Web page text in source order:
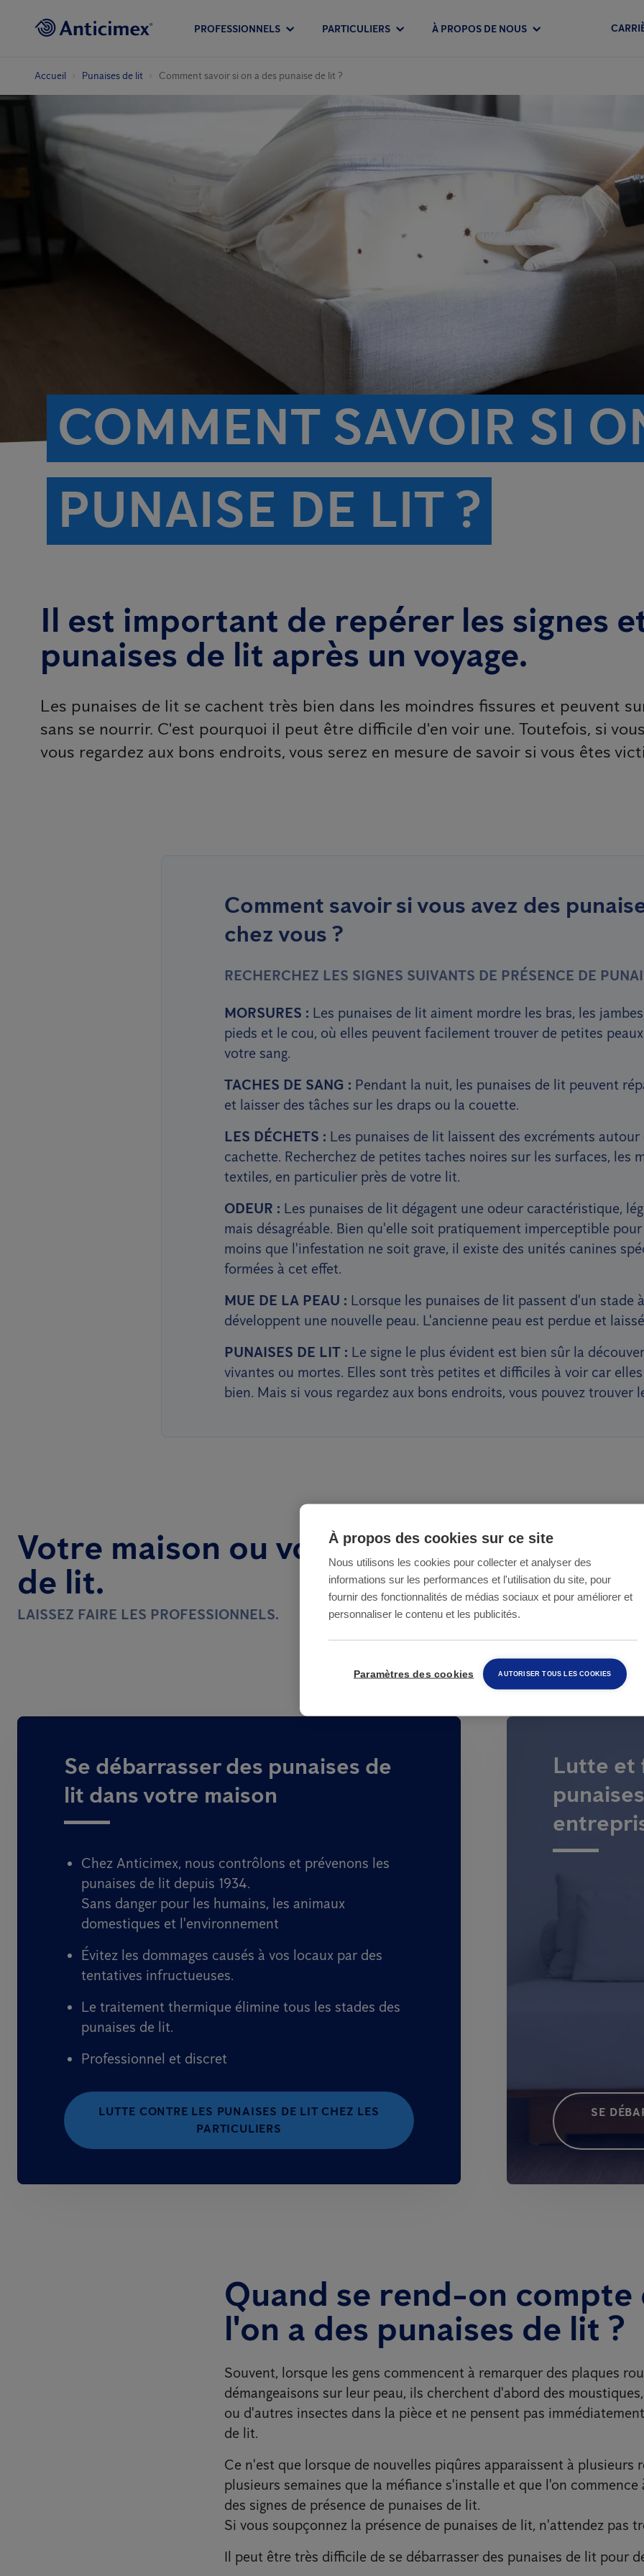
PROFESSIONNELS PARTICULIERS À PROPOS DE NOUS
Accueil Punaises de lit Comment savoir si on a des punaise de lit ?
COMMENT SAVOIR SI
PUNAISE DE LIT ?
Il est important de repérer les signes
punaises de lit après un voyage.
Les punaises de lit se cachent très bien dans les moindres fissures et peuvent
sans se nourrir. C'est pourquoi il peut être difficile d'en voir une. Toutefois, si
vous regardez aux bons endroits, vous serez en mesure de savoir si vous êtes
Comment savoir si vous avez des
chez vous ?
RECHERCHEZ LES SIGNES SUIVANTS DE PRÉSENCE DE
MORSURES : Les punaises de lit aiment mordre les bras, les
pieds et le cou, où elles peuvent facilement trouver de petites
votre sang.
TACHES DE SANG : Pendant la nuit, les punaises de lit peuvent
et laisser des tâches sur les draps ou la couette.
LES DÉCHETS : Les punaises de lit laissent des excréments autour
cachette. Recherchez de petites taches noires sur les surfaces, les
textiles, en particulier près de votre lit.
ODEUR : Les punaises de lit dégagent une odeur caractéristique,
mais désagréable. Bien qu'elle soit pratiquement imperceptible
moins que l'infestation ne soit grave, il existe des unités canines
formées à cet effet.
MUE DE LA PEAU : Lorsque les punaises de lit passent d'un stade
développent une nouvelle peau. L'ancienne peau est perdue et
PUNAISES DE LIT : Le signe le plus évident est bien sûr la
vivantes ou mortes. Elles sont très petites et difficiles à voir car
bien. Mais si vous regardez aux bons endroits, vous pouvez trouver
Votre maison ou votre entreprise
de lit.
LAISSEZ FAIRE LES PROFESSIONNELS.
Se débarrasser des punaises de
lit dans votre maison
Chez Anticimex, nous contrôlons et prévenons les
punaises de lit depuis 1934.
Sans danger pour les humains, les animaux
domestiques et l'environnement
Évitez les dommages causés à vos locaux par des
tentatives infructueuses.
Le traitement thermique élimine tous les stades des
punaises de lit.
Professionnel et discret
LUTTE CONTRE LES PUNAISES DE LIT CHEZ LES
PARTICULIERS
Lutte et
SE
Quand se rend-on compte
l'on a des punaises de lit ?
Souvent, lorsque les gens commencent à remarquer des plaques
démangeaisons sur leur peau, ils cherchent d'abord des
ou d'autres insectes dans la pièce et ne pensent pas
de lit.
Ce n'est que lorsque de nouvelles piqûres apparaissent à plusieurs
plusieurs semaines que la méfiance s'installe et que l'on commence
des signes de présence de punaises de lit.
Si vous soupçonnez la présence de punaises de lit, n'attendez pas
Il peut être très difficile de se débarrasser des punaises de lit pour
À propos des cookies sur ce site
Nous utilisons les cookies pour collecter et analyser des
informations sur les performances et l'utilisation du site, pour
fournir des fonctionnalités de médias sociaux et pour améliorer et
personnaliser le contenu et les publicités.
Paramètres des cookies AUTORISER TOUS LES COOKIES